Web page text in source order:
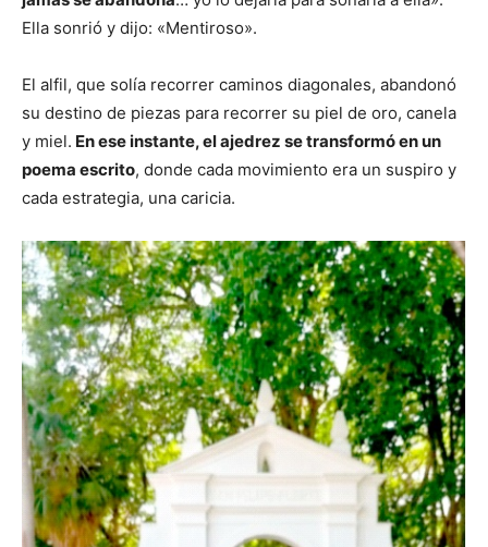
Ella sonrió y dijo: «Mentiroso».
El alfil, que solía recorrer caminos diagonales, abandonó
su destino de piezas para recorrer su piel de oro, canela
y miel. En ese instante, el ajedrez se transformó en un
poema escrito, donde cada movimiento era un suspiro y
cada estrategia, una caricia.